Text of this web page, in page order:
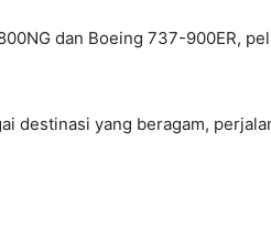
dan Boeing 737-900ER,
yang beragam,